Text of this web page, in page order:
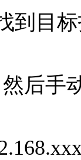
到目
后手